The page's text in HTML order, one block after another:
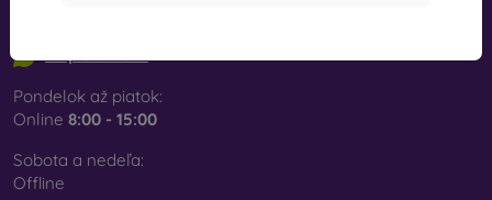
Pondelok až piatok:
Online 8:00 - 15:00
Sobota a nedeľa:
Offline